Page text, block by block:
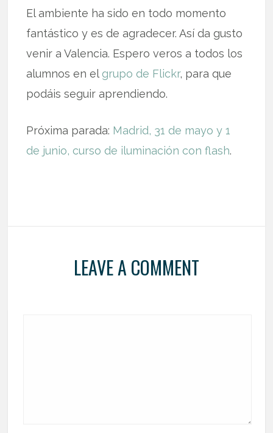
El ambiente ha sido en todo momento
fantástico y es de agradecer. Así da gusto
venir a Valencia. Espero veros a todos los
alumnos en el grupo de Flickr, para que
podáis seguir aprendiendo.
Próxima parada: Madrid, 31 de mayo y 1
de junio, curso de iluminación con flash.
LEAVE A COMMENT